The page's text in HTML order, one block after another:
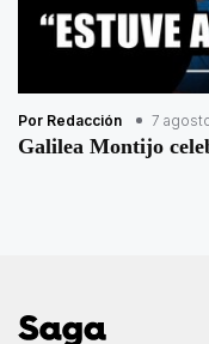
Por Redacción 7
Galilea Montijo